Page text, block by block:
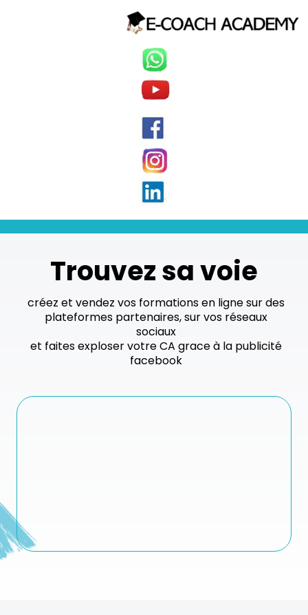
Trouvez sa voie
créez et vendez vos formations en ligne sur des
plateformes partenaires, sur vos réseaux
sociaux
et faites exploser votre CA grace à la publicité
facebook